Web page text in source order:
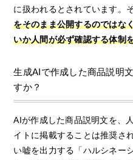
に扱われるとされています。
をそのまま公開するのではな
いか人間が必ず確認する体制
生成AIで作成した商品説明
すか？
AIが作成した商品説明文を、
イトに掲載することは推奨さ
い嘘を出力する「ハルシネー